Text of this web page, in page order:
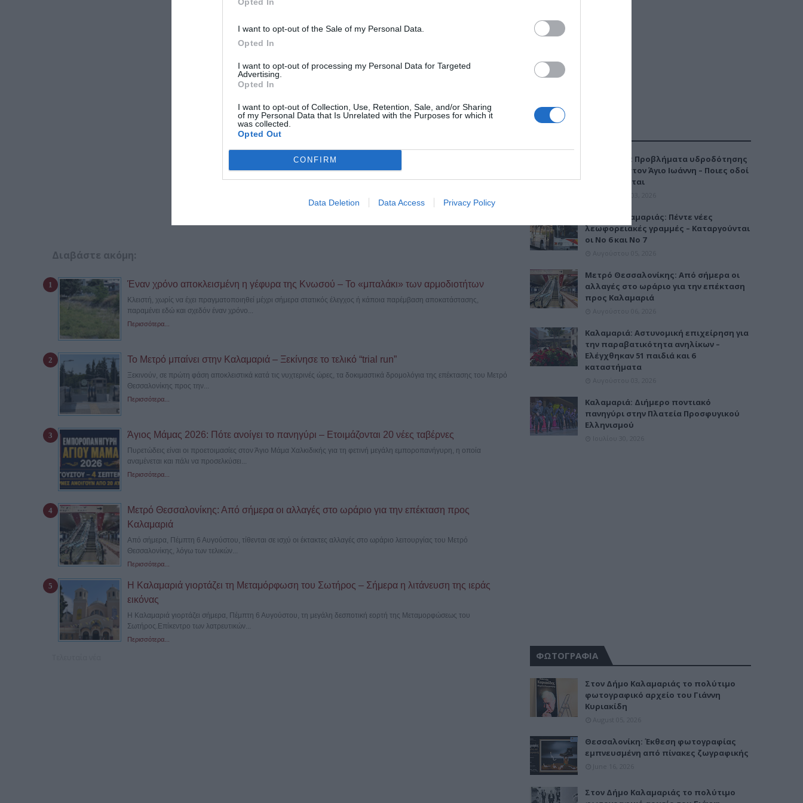
I want to opt-out of the Sale of my Personal Data.
Opted In
I want to opt-out of processing my Personal Data for Targeted
Advertising.
Opted In
I want to opt-out of Collection, Use, Retention, Sale, and/or Sharing
of my Personal Data that Is Unrelated with the Purposes for which it
was collected.
Opted Out
CONFIRM
Data Deletion Data Access Privacy Policy
Διαβάστε ακόμη:
Έναν χρόνο αποκλεισμένη η γέφυρα της Κνωσού – Το «μπαλάκι» των αρμοδιοτήτων
Κλειστή, χωρίς να έχει πραγματοποιηθεί μέχρι σήμερα στατικός έλεγχος ή κάποια παρέμβαση αποκατάστασης,
παραμένει εδώ και σχεδόν έναν χρόνο...
Περισσότερα...
Το Μετρό μπαίνει στην Καλαμαριά – Ξεκίνησε το τελικό “trial run”
Ξεκινούν, σε πρώτη φάση αποκλειστικά κατά τις νυχτερινές ώρες, τα δοκιμαστικά δρομολόγια της επέκτασης του Μετρό
Θεσσαλονίκης προς την...
Περισσότερα...
Άγιος Μάμας 2026: Πότε ανοίγει το πανηγύρι – Ετοιμάζονται 20 νέες ταβέρνες
Πυρετώδεις είναι οι προετοιμασίες στον Άγιο Μάμα Χαλκιδικής για τη φετινή μεγάλη εμποροπανήγυρη, η οποία
αναμένεται και πάλι να προσελκύσει...
Περισσότερα...
Μετρό Θεσσαλονίκης: Από σήμερα οι αλλαγές στο ωράριο για την επέκταση προς
Καλαμαριά
Από σήμερα, Πέμπτη 6 Αυγούστου, τίθενται σε ισχύ οι έκτακτες αλλαγές στο ωράριο λειτουργίας του Μετρό
Θεσσαλονίκης, λόγω των τελικών...
Περισσότερα...
Η Καλαμαριά γιορτάζει τη Μεταμόρφωση του Σωτήρος – Σήμερα η λιτάνευση της ιεράς
εικόνας
Η Καλαμαριά γιορτάζει σήμερα, Πέμπτη 6 Αυγούστου, τη μεγάλη δεσποτική εορτή της Μεταμορφώσεως του
Σωτήρος.Επίκεντρο των λατρευτικών...
Περισσότερα...
Καλαμαριά: Προβλήματα υδροδότησης
την Τρίτη στον Άγιο Ιωάννη – Ποιες οδοί
επηρεάζονται
Μετρό Καλαμαριάς: Πέντε νέες
λεωφορειακές γραμμές – Καταργούνται
οι Νο 6 και Νο 7
Μετρό Θεσσαλονίκης: Από σήμερα οι
αλλαγές στο ωράριο για την επέκταση
προς Καλαμαριά
Καλαμαριά: Αστυνομική επιχείρηση για
την παραβατικότητα ανηλίκων –
Ελέγχθηκαν 51 παιδιά και 6
καταστήματα
Καλαμαριά: Διήμερο ποντιακό
πανηγύρι στην Πλατεία Προσφυγικού
Ελληνισμού
ΦΩΤΟΓΡΑΦΙΑ
Στον Δήμο Καλαμαριάς το πολύτιμο
φωτογραφικό αρχείο του Γιάννη
Κυριακίδη
Θεσσαλονίκη: Έκθεση φωτογραφίας
εμπνευσμένη από πίνακες ζωγραφικής
Στον Δήμο Καλαμαριάς το πολύτιμο